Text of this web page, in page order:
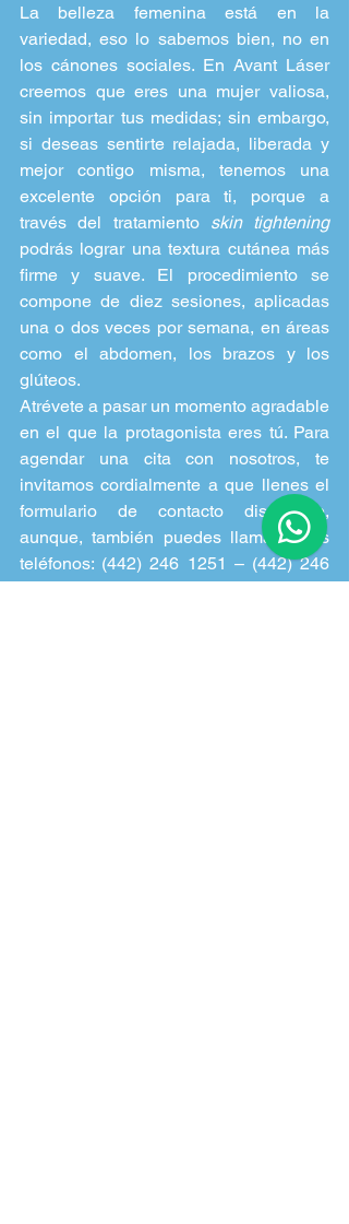
La belleza femenina está en la
variedad, eso lo sabemos bien, no en
los cánones sociales. En Avant Láser
creemos que eres una mujer valiosa,
sin importar tus medidas; sin embargo,
si deseas sentirte relajada, liberada y
mejor contigo misma, tenemos una
excelente opción para ti, porque a
través del tratamiento skin tightening
podrás lograr una textura cutánea más
firme y suave. El procedimiento se
compone de diez sesiones, aplicadas
una o dos veces por semana, en áreas
como el abdomen, los brazos y los
glúteos.
Atrévete a pasar un momento agradable
en el que la protagonista eres tú. Para
agendar una cita con nosotros, te
invitamos cordialmente a que llenes el
formulario de contacto disponible,
aunque, también puedes llamar a los
teléfonos: (442) 246 1251 – (442) 246